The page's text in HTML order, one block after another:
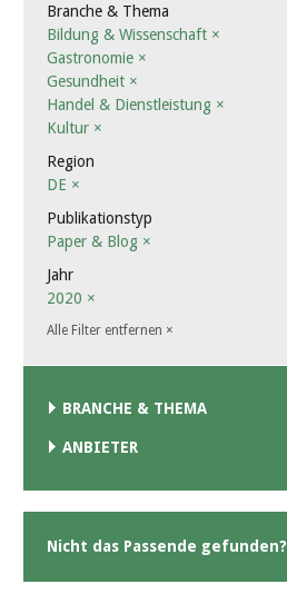
Branche & Thema
Bildung & Wissenschaft ×
Gastronomie ×
Gesundheit ×
Handel & Dienstleistung ×
Kultur ×
Region
DE ×
Publikationstyp
Paper & Blog ×
Jahr
2020 ×
Alle Filter entfernen ×
BRANCHE & THEMA
ANBIETER
Nicht das Passende gefunden?